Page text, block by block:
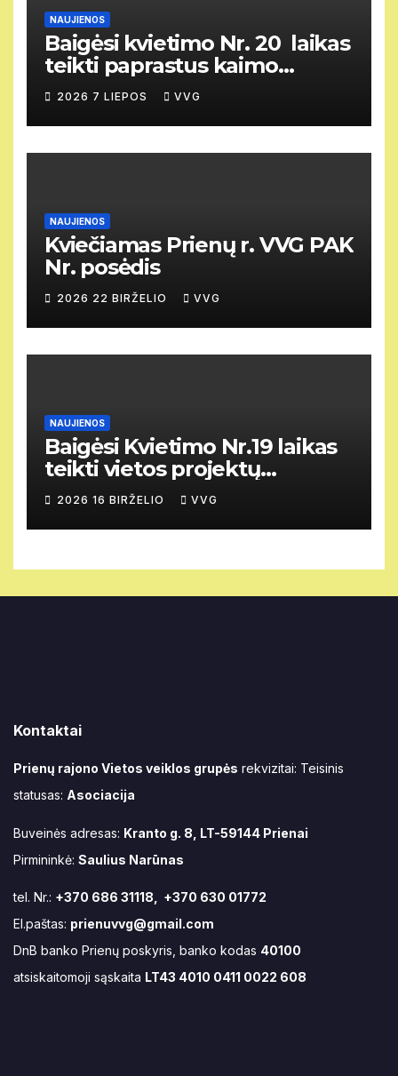
NAUJIENOS
Baigėsi kvietimo Nr. 20 laikas
teikti paprastus kaimo
vietovių vietos projektus
2026 7 LIEPOS VVG
NAUJIENOS
Kviečiamas Prienų r. VVG PAK
Nr. posėdis
2026 22 BIRŽELIO VVG
NAUJIENOS
Baigėsi Kvietimo Nr.19 laikas
teikti vietos projektų
paraiškas.
2026 16 BIRŽELIO VVG
Kontaktai
Prienų rajono Vietos veiklos grupės rekvizitai: Teisinis
statusas: Asociacija
Buveinės adresas: Kranto g. 8, LT-59144 Prienai
Pirmininkė: Saulius Narūnas
tel. Nr.: +370 686 31118, +370 630 01772
El.paštas: prienuvvg@gmail.com
DnB banko Prienų poskyris, banko kodas 40100
atsiskaitomoji sąskaita LT43 4010 0411 0022 608